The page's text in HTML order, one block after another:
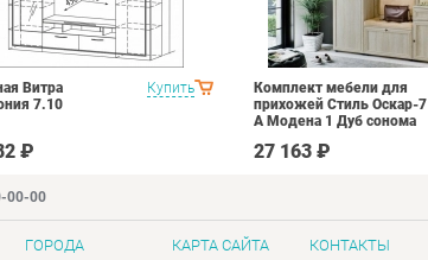
Купить
Витра
7.10
₽
Комплект мебели для
прихожей Стиль Оскар-7
А Модена 1 Дуб сонома
27 163 ₽
00-00
ГОРОДА КАРТА САЙТА КОНТАКТЫ